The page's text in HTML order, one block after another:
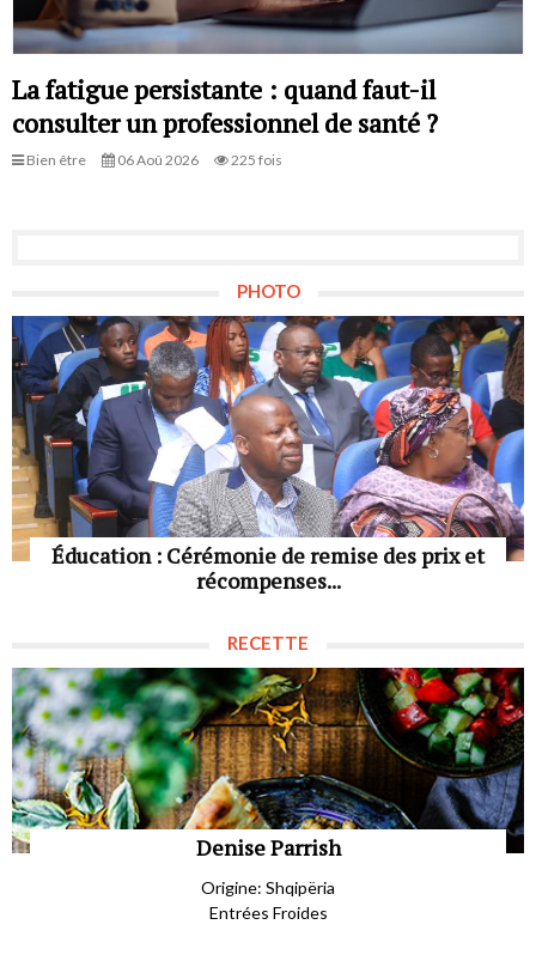
La fatigue persistante : quand faut-il
consulter un professionnel de santé ?
Bien être 06 Aoû 2026 225 fois
PHOTO
Éducation : Cérémonie de remise des prix et
récompenses...
RECETTE
Denise Parrish
Origine: Shqipëria
Entrées Froides